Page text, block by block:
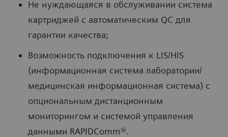
Не нуждающаяся в обслуживании система
картриджей с автоматическим QC для
гарантии качества;
Возможность подключения к LIS/HIS
(информационная система лаборатории/
медицинская информационная система) с
опциональным дистанционным
мониторингом и системой управления
данными RAPIDComm®.